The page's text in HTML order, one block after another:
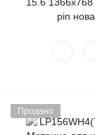
Продано